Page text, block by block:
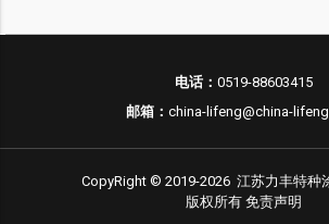
电话： 0519-88603415
邮箱： china-lifeng@china-
CopyRight © 2019-2026 江苏力丰特种
版权所有 免责声明